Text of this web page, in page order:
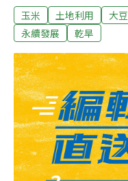
著世界三大黃金玉米
油市場中心稱，由於今
發生病蟲害，預計今年
玉米之外，另一大農作
現，不少農民種植大豆
植面積仍然小幅下降。
玉米 土地利用 大豆
永續發展
乾旱